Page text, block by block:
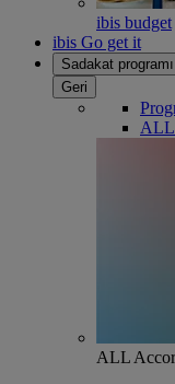
ibis budget
ibis Go get it
Sadakat programı
Geri
ALL
ALL